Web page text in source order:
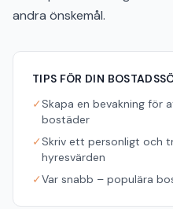
andra önskemål.
TIPS FÖR DIN
✓Skapa en bevakning för
bostäder
✓Skriv ett personligt och
hyresvärden
✓Var snabb – populära